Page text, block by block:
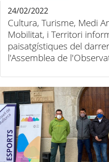
Cultura, Turisme, Medi
Mobilitat, i Territori
paisatgístiques del
l'Assemblea de
24/02/2022